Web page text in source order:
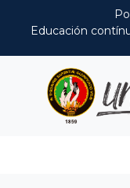
Educación